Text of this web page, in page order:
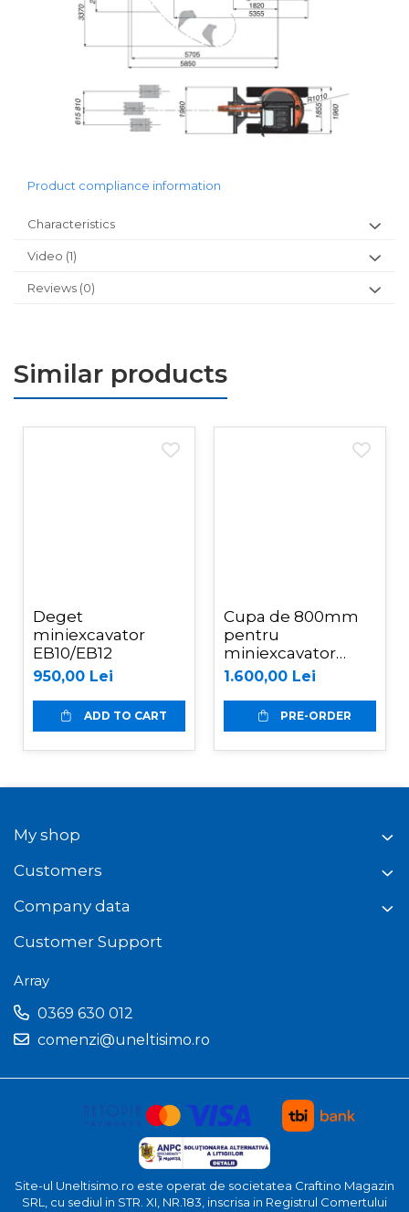
Product compliance information
Characteristics
Video (1)
Reviews (0)
Similar products
Deget
miniexcavator
EB10/EB12
950,00 Lei
ADD TO CART
Cupa de 800mm
pentru
miniexcavator
EB10/EB12
1.600,00 Lei
PRE-ORDER
My shop
Customers
Company data
Customer Support
Array
0369 630 012
comenzi@uneltisimo.ro
Site-ul Uneltisimo.ro este operat de societatea Craftino Magazin
SRL, cu sediul in STR. XI, NR.183, inscrisa in Registrul Comertului